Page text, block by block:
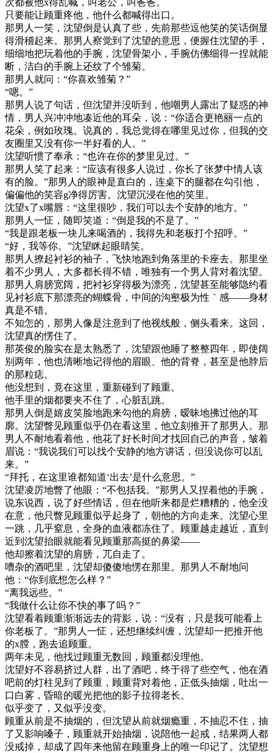
只要能让顾重疼他，他什么都喊得出口。
那男人一笑，沈望倒是认真了些，先前那些逗他笑的笑话倒显
得滑稽起来。那男人察觉到了沈望的意思，便握住沈望的手，
细细地把玩着他的手腕，沈望骨架小，手腕仿佛细得一捏就能
断，洁白的手腕上还纹了个雏菊。
那男人就问：“你喜欢雏菊？”
“嗯。”
那男人说了句话，但沈望并没听到，他嘲男人露出了疑惑的神
情，男人兴冲冲地凑近他的耳朵，说：“你适合更艳丽一点的
花朵，例如玫瑰。说真的，我总觉得在哪里见过你，但我的交
友圈里又没有你一半好看的人。”
沈望听惯了奉承：“也许在你的梦里见过。”
那男人笑了起来：“应该有很多人说过，你长了张梦中情人该
有的脸。”那男人的眼神是直白的，连桌下的腿都在勾引他，
偏偏他的笑容g净得厉害。沈望沉浸在他的笑里。
沈望x了x嘴唇：“这里很吵，我们可以去个安静的地方。”
那男人一怔，随即笑道：“倒是我的不是了。”
“我是跟老板一块儿来喝酒的，我得先和老板打个招呼。”
“好，我等你。”沈望眯起眼睛笑。
那男人撩起衬衫的袖子，飞快地跑到角落里的卡座去。那里坐
着不少男人，大多都长得不错，唯独有一个男人背对着沈望。
那男人肩膀宽阔，把衬衫穿得极为漂亮，沈望甚至能够隐约看
见衬衫底下那漂亮的蝴蝶骨，中间的沟壑极为性｀感——身材
真是不错。
不知怎的，那男人像是注意到了他视线般，侧头看来。这回，
沈望真的愣住了。
那英俊的脸实在是太熟悉了，沈望跟他睡了整整四年，即使阔
别两年，他也清晰地记得他的眉眼、他的背脊，甚至是他脖后
的那粒痣。
他没想到，竟在这里，重新碰到了顾重。
他手里的烟都要夹不住了，心脏乱跳。
那男人倒是嬉皮笑脸地跑来勾他的肩膀，暧昧地拂过他的耳
廓。沈望瞥见顾重似乎仍在看这里，他立刻推开了那男人。那
男人不耐地看着他，他花了好长时间才找回自己的声音，皱着
眉说：“我说我们可以找个安静的地方讲话，但没说你可以乱
来。”
“拜托，在这里谁都知道‘出去’是什么意思。”
沈望凌厉地瞥了他眼：“不包括我。”那男人又捏着他的手腕，
说东说西，说了好些情话，但在他听来都是烂糟糟的，他全没
在意，他只瞥见顾重似乎起身了，朝他的方向走来。沈望心里
一跳，几乎窒息，全身的血液都冻住了。顾重越走越近，直到
近到沈望抬眼就能看见顾重那高挺的鼻梁——
他却擦着沈望的肩膀，兀自走了。
嘈杂的酒吧里，沈望却傻傻地愣在那里。那男人不耐地问
他：“你到底想怎么样？”
“离我远些。”
“我做什么让你不快的事了吗？”
沈望看着顾重渐渐远去的背影，说：“没有，只是我可能看上
你老板了。”那男人一怔，还想继续纠缠，沈望却一把推开他
的x膛，跑去追顾重。
两年未见，他找过顾重无数回，顾重都没理他。
沈望好不容易挤过人群，出了酒吧，终于得了些空气，他在酒
吧前的灯柱见到了顾重，顾重背对着他，正低头抽烟，吐出一
口白雾，昏暗的暖光把他的影子拉得老长。
似乎变了，又似乎没变。
顾重从前是不抽烟的，但沈望从前就烟瘾重，不抽忍不住，抽
了又影响嗓子，顾重就开始抽烟，说陪他一起戒，结果两人都
没戒掉，却成了四年来他留在顾重身上的唯一印记了。沈望想